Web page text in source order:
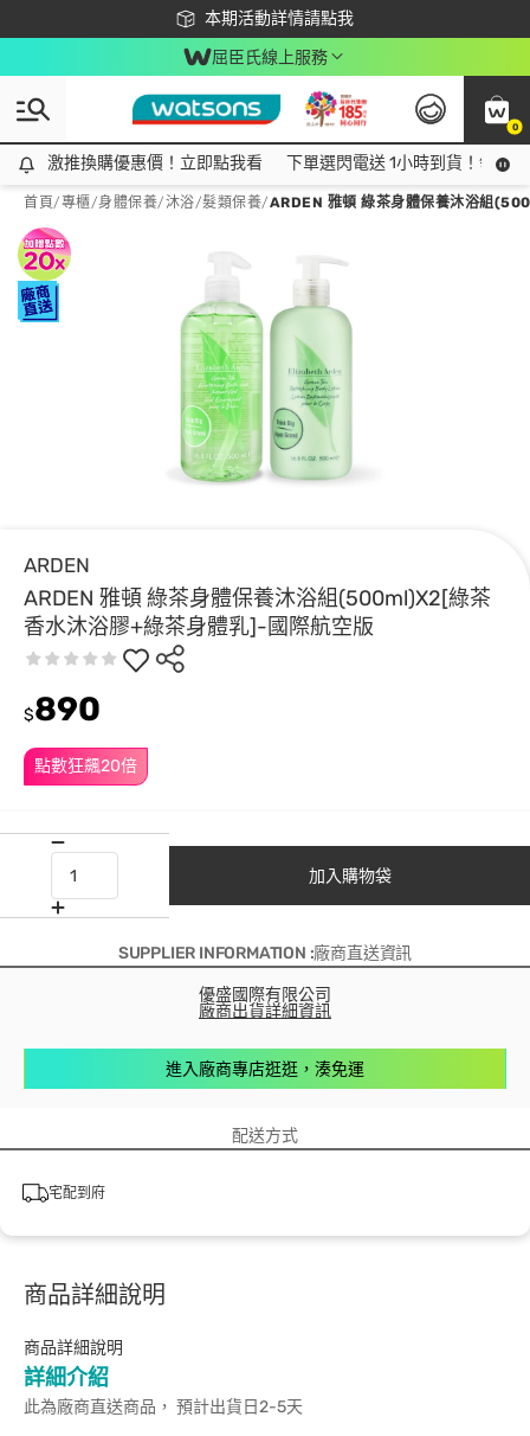
本期活動詳情請點我
下載app最高回饋$350
屈臣氏線上服務
0
激推換購優惠價！立即點我看
激推換購優惠價！立即點我看 下單選閃電送 1小時到貨！領神
首頁/專櫃/身體保養/沐浴/髮類保養/ARDEN 雅頓 綠茶身體保養沐浴組
ARDEN
ARDEN 雅頓 綠茶身體保養沐浴組(500ml)X2[綠茶
香水沐浴膠+綠茶身體乳]-國際航空版
點數狂飆20倍
$890
加入購物袋
SUPPLIER INFORMATION :廠商直送資訊
優盛國際有限公司
廠商出貨詳細資訊
進入廠商專店逛逛，湊免運
配送方式
宅配到府
商品詳細說明
商品詳細說明
詳細介紹
此為廠商直送商品， 預計出貨日2-5天